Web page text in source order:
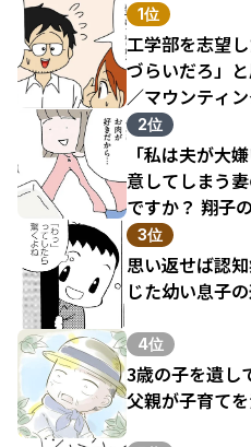
1位
工学部を志望
づらいだろ」
／マウンティ
結果（1）
2位
「私は夫が大
意してしまう
ですか？ 翔子
3位
思い返せば認
じた幼い息子
4位
3歳の子を遺し
父親が子育て